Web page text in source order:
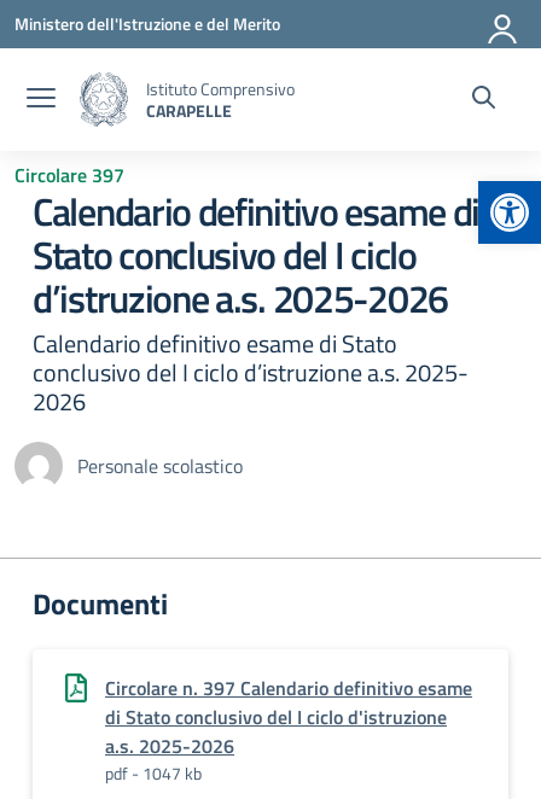
Vai ai contenuti
Vai al menu di navigazione
Vai al footer
Ministero dell'Istruzione e del Merito
Istituto Comprensivo
CARAPELLE
Circolare 397
Calendario definitivo esame di
Stato conclusivo del I ciclo
d’istruzione a.s. 2025-2026
Calendario definitivo esame di Stato
conclusivo del I ciclo d’istruzione a.s. 2025-
2026
Personale scolastico
Documenti
Circolare n. 397 Calendario definitivo esame
di Stato conclusivo del I ciclo d'istruzione
a.s. 2025-2026
pdf - 1047 kb